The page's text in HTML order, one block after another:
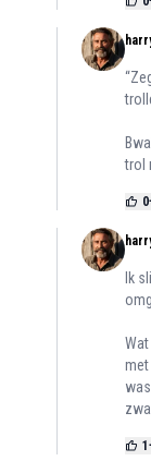
trol
0
Ik
met
1